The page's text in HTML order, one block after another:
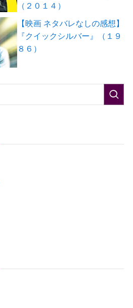
（２０１４）
【映画 ネタバレなしの感想】
『クイックシルバー』（１９
８６）